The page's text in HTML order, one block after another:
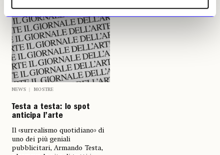
NEWS MOSTRE
Testa a testa: lo spot
anticipa l’arte
Il «surrealismo quotidiano» di
uno dei più geniali
pubblicitari, Armando Testa,